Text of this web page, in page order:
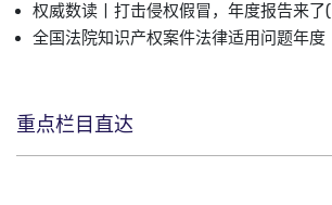
权威数读丨打击侵权假冒，年度报告来了(
全国法院知识产权案件法律适用问题年度
重点栏目直达